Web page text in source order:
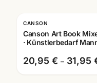
CANSON
Canson Art Book
· Künstlerbedarf
20,95 € – 31,95